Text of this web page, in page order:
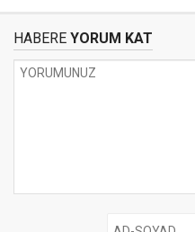
HABERE YORUM KAT